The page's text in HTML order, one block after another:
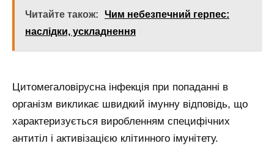
Читайте також:
Чим небезпечний герпес:
наслідки, ускладнення
Цитомегаловірусна інфекція при попаданні в
організм викликає швидкий імунну відповідь, що
характеризується виробленням специфічних
антитіл і активізацією клітинного імунітету.